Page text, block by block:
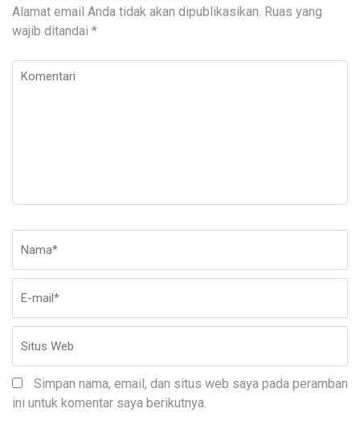
Alamat email Anda tidak akan dipublikasikan. Ruas yang
wajib ditandai *
Komentari
Simpan nama, email, dan situs web saya pada peramban
ini untuk komentar saya berikutnya.